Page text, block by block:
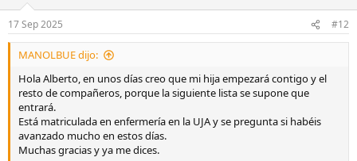
e
s
17 Sep 2025 #12
MANOLBUE dijo:
Hola Alberto, en unos días creo que mi hija empezará contigo y el
resto de compañeros, porque la siguiente lista se supone que
entrará.
Está matriculada en enfermería en la UJA y se pregunta si habéis
avanzado mucho en estos días.
Muchas gracias y ya me dices.